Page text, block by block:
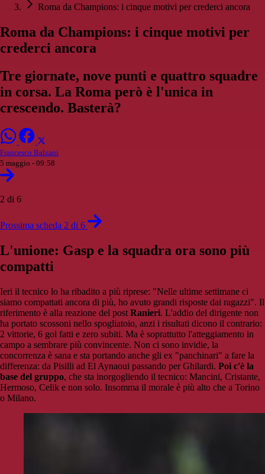
Roma da Champions: i cinque motivi per crederci ancora
Roma da Champions: i cinque motivi per
crederci ancora
Tre giornate, nove punti e quattro squadre
in corsa. La Roma però è l'unica in
crescendo. Basterà?
Francesco Balzani
5 maggio - 09:58
2 di 6
Prossima scheda 2 di 6
L'unione: Gasp e la squadra ora sono più
compatti
Ieri il tecnico lo ha ribadito a più riprese: "Nelle ultime settimane ci
siamo compattati ancora di più, ho avuto grandi risposte dai ragazzi". Il
riferimento è alla reazione del post Ranieri. L'addio del dirigente non
ha portato scossoni nello spogliatoio, anzi i risultati dicono il contrario:
2 vittorie, 6 gol fatti e zero subiti. Ma è soprattutto l'atteggiamento in
campo a sembrare più convincente. Non ci sono invidie, la
concorrenza è sana e sta portando anche gli ex "panchinari" a fare la
differenza: da Pisilli ad El Aynaoui passando per Ghilardi. Poi c'è la
base del gruppo, che sta inorgogliendo il tecnico: Mancini, Cristante,
Hermoso, Celik e non solo. Insomma il morale è più alto che a Torino
o Milano.